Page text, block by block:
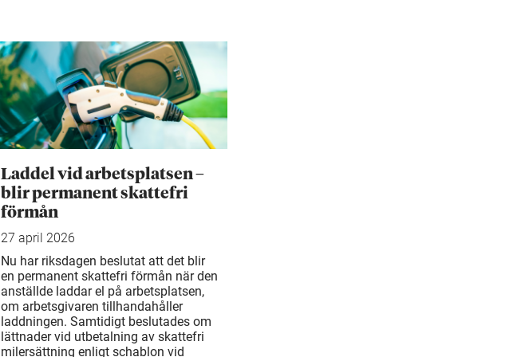
Laddel vid arbetsplatsen –
blir permanent skattefri
förmån
27 april 2026
Nu har riksdagen beslutat att det blir
en permanent skattefri förmån när den
anställde laddar el på arbetsplatsen,
om arbetsgivaren tillhandahåller
laddningen. Samtidigt beslutades om
lättnader vid utbetalning av skattefri
milersättning enligt schablon vid